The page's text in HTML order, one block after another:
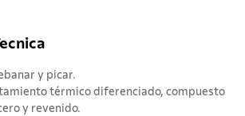
y picar.
térmico diferenciado, compuesto
y revenido.